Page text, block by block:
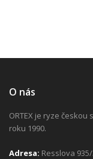
O nás
ORTEX je ryze
roku 1990.
Adresa: Resslova